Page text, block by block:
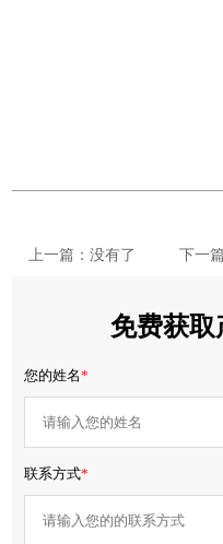
上一篇：没有了 下一
免费获取
您的姓名*
联系方式*